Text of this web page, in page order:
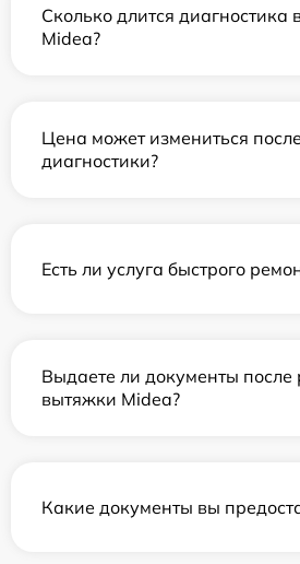
Сколько длится диагностика
Midea?
Цена может измениться после
диагностики?
Есть ли услуга быстрого
Выдаете ли документы после
вытяжки Midea?
Какие документы вы